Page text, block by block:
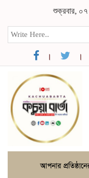
শুক্রবার,